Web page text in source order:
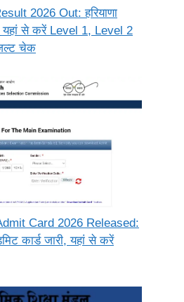
2026 Out: हरियाणा
यहां से करें Level 1, Level 2
चेक
Card 2026 Released:
कार्ड जारी, यहां से करें